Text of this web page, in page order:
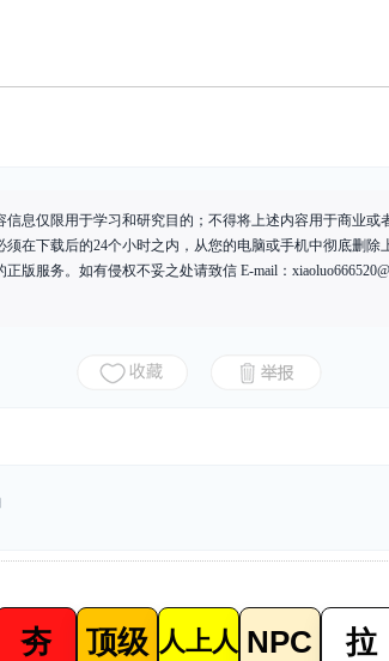
息仅限用于学习和研究目的；不得将上述内容用于商业或
须在下载后的24个小时之内，从您的电脑或手机中彻底删除
版服务。如有侵权不妥之处请致信 E-mail：
夯 顶级 人上人 NPC 拉